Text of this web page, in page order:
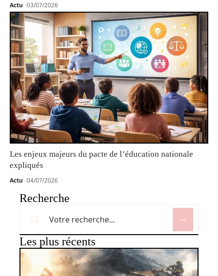
Actu 03/07/2026
Les enjeux majeurs du pacte de l’éducation nationale
expliqués
Actu 04/07/2026
Recherche
Les plus récents